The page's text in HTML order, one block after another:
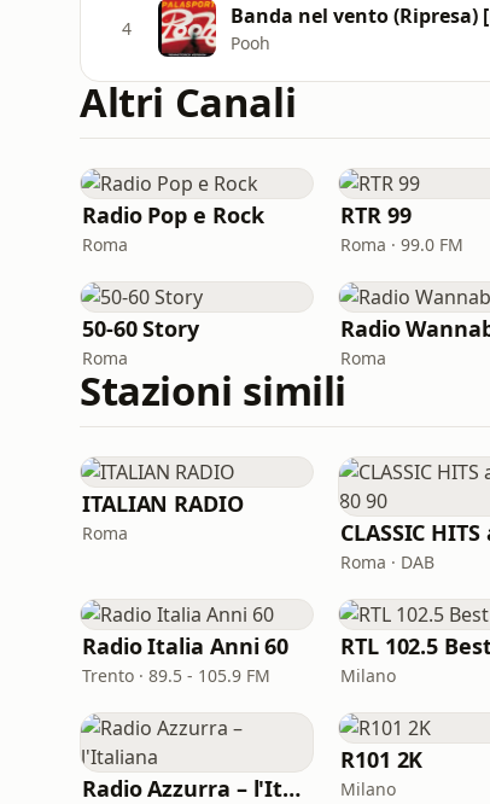
4 Banda nel vento (Ripresa)
Pooh
Altri Canali
Radio Pop e Rock
Roma
RTR 99
Roma · 99.0 FM
50-60 Story
Roma
Radio
Roma
Stazioni simili
ITALIAN RADIO
Roma
Roma · DAB
Radio Italia Anni 60
Trento · 89.5 - 105.9 FM
RTL 102.5
Milano
Radio Azzurra – l'Italiana
R101 2K
Milano